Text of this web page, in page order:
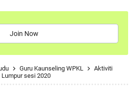
Join Now
Guru Kaunseling WPKL
Aktiviti
sesi 2020